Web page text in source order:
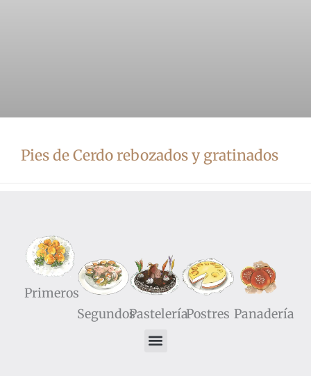
Pies de Cerdo rebozados y gratinados
Primeros
SegundosPasteleríaPostres Panadería